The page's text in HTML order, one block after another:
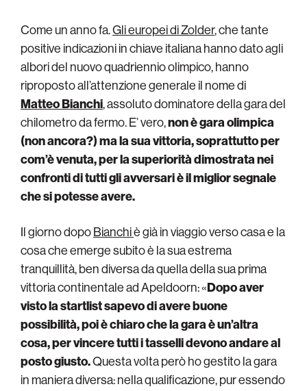
Come un anno fa.Gli europei di Zolder, che tante
positive indicazioni in chiave italiana hanno dato agli
albori del nuovo quadriennio olimpico, hanno
riproposto all’attenzione generale il nome di
Matteo Bianchi, assoluto dominatore della gara del
chilometro da fermo. E’ vero,non è gara olimpica
(non ancora?) ma la sua vittoria, soprattutto per
com’è venuta, per la superiorità dimostrata nei
confronti di tutti gli avversari è il miglior segnale
che si potesse avere.
Il giorno dopoBianchiè già in viaggio verso casa e la
cosa che emerge subito è la sua estrema
tranquillità, ben diversa da quella della sua prima
vittoria continentale ad Apeldoorn: «Dopo aver
visto la startlist sapevo di avere buone
possibilità, poi è chiaro che la gara è un’altra
cosa, per vincere tutti i tasselli devono andare al
posto giusto.Questa volta però ho gestito la gara
in maniera diversa: nella qualificazione, pur essendo